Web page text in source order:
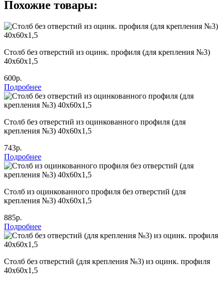
Похожие товары:
Столб без отверстий из оцинк. профиля (для крепления №3)
40х60х1,5
600р.
Подробнее
Столб без отверстий из оцинкованного профиля (для
крепления №3) 40х60х1,5
743р.
Подробнее
Столб из оцинкованного профиля без отверстий (для
крепления №3) 40х60х1,5
885р.
Подробнее
Столб без отверстий (для крепления №3) из оцинк. профиля
40х60х1,5